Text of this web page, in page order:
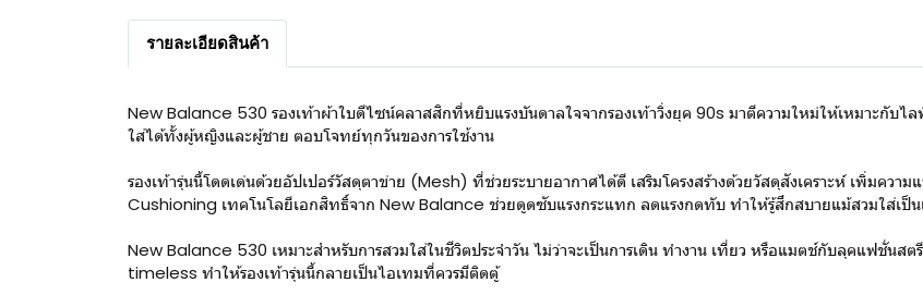
รายละเอียดสินค้า
New Balance 530 รองเท้าผ้าใบดีไซน์คลาสสิกที่หยิบแรงบันดาลใจจากรองเท้าวิ่งยุค 90s มาตีความใหม่ให้เหมาะกับไ
ใส่ได้ทั้งผู้หญิงและผู้ชาย ตอบโจทย์ทุกวันของการใช้งาน
รองเท้ารุ่นนี้โดดเด่นด้วยอัปเปอร์วัสดุตาข่าย (Mesh) ที่ช่วยระบายอากาศได้ดี เสริมโครงสร้างด้วยวัสดุสังเคราะห์ เพิ่มคว
Cushioning เทคโนโลยีเอกสิทธิ์จาก New Balance ช่วยดูดซับแรงกระแทก ลดแรงกดทับ ทำให้รู้สึกสบายแม้สวมใส่เป็น
New Balance 530 เหมาะสำหรับการสวมใส่ในชีวิตประจำวัน ไม่ว่าจะเป็นการเดิน ทำงาน เที่ยว หรือแมตช์กับลุคแฟชั่น
timeless ทำให้รองเท้ารุ่นนี้กลายเป็นไอเทมที่ควรมีติดตู้